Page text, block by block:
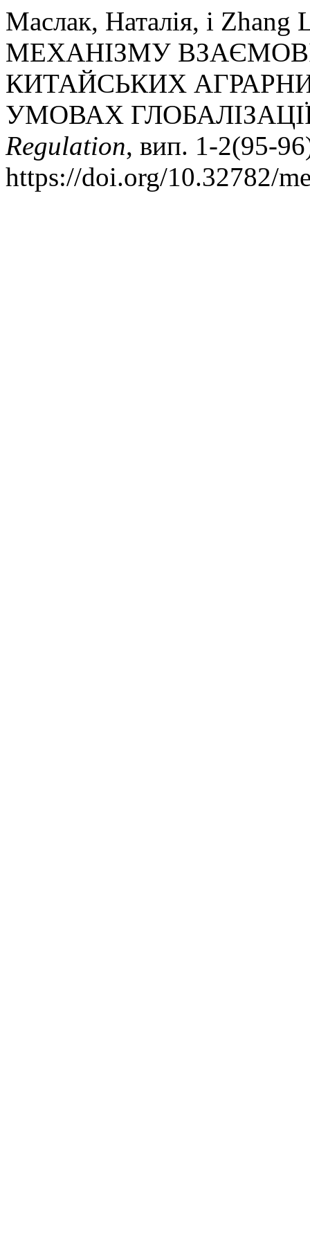
Маслак, Наталія, і
МЕХАНІЗМУ
КИТАЙСЬКИХ
УМОВАХ
Regulation, вип. 1-2(95-
https://doi.org/10.32782/